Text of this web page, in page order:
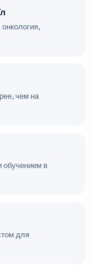
чем на
обучением в
для